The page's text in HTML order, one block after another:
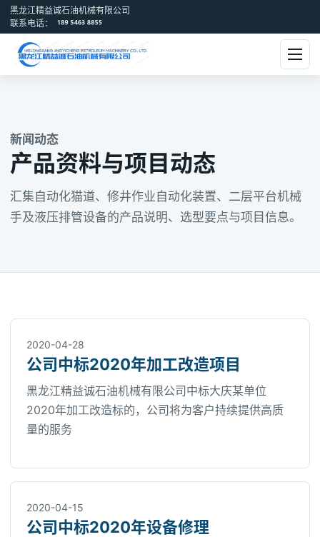
黑龙江精益诚石油机械有限公司
联系电话：
新闻动态
产品资料与项目动态
汇集自动化猫道、修井作业自动化装置、二层平台机械
手及液压排管设备的产品说明、选型要点与项目信息。
2020-04-28
公司中标2020年加工改造项目
黑龙江精益诚石油机械有限公司中标大庆某单位
2020年加工改造标的，公司将为客户持续提供高质
量的服务
2020-04-15
公司中标2020年设备修理